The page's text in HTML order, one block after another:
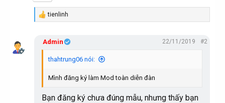
R
tienlinh
Admin 22/11/2019 #2
thahtrung06 nói:
Mình đăng ký làm Mod toàn diễn đàn
Bạn đăng ký chưa đúng mẫu, nhưng thấy bạn